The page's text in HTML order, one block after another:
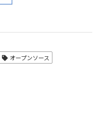
オープンソース